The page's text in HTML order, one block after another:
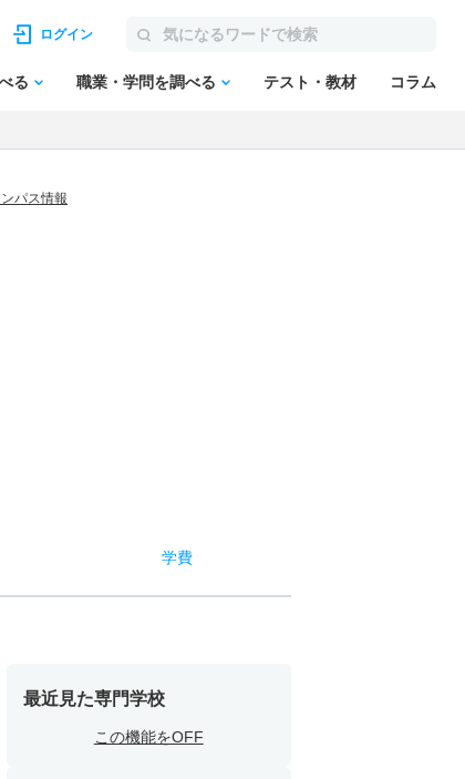
ログイン
る 職業・学問を調べる テスト・教材 コラム
パス情報
学費
最近見た専門学校
この機能をOFF